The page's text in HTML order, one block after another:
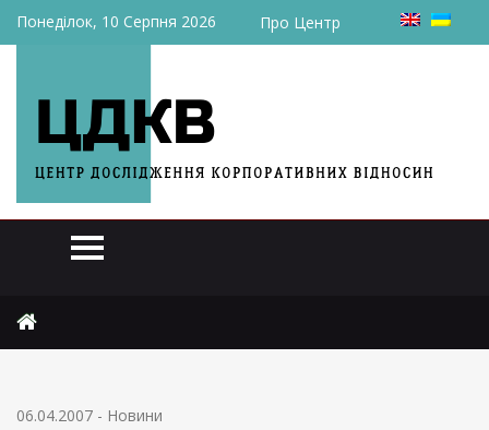
Понеділок, 10 Серпня 2026 Про Центр
Украина отдаляется от Евросоюза и ВТО
06.04.2007 - Новини